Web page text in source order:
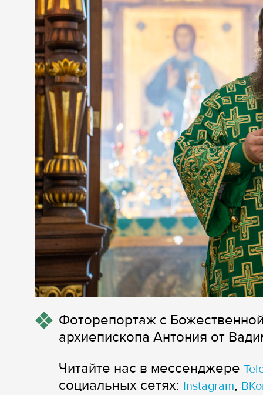
Фоторепортаж с
архиепископа Антония от
Читайте нас в мессенджере
cоциальных сетях: Instagram,